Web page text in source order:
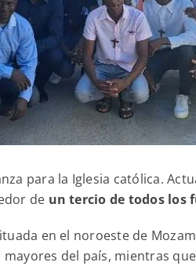
para la Iglesia católica.
de un tercio de todos los
en el noroeste de
del país, mientras